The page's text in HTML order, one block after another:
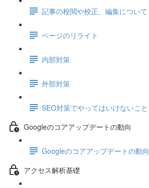
記事の校閲や校正、編集について
ページのリライト
内部対策
外部対策
SEO対策でやってはいけないこと
Googleのコアアップデートの動向
Googleのコアアップデートの動向
アクセス解析基礎